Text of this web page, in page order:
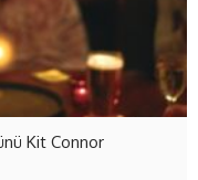
Kit Connor